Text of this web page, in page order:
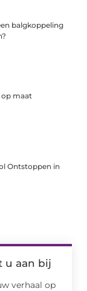
balgkoppeling
op maat
Ontstoppen in
u aan bij
verhaal op